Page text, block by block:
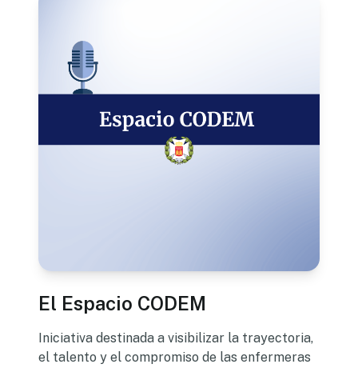
El Espacio CODEM
Iniciativa destinada a visibilizar la trayectoria,
el talento y el compromiso de las enfermeras